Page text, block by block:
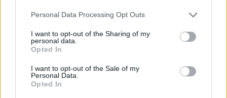
Personal Data Processing Opt Outs
I want to opt-out of the Sharing of my
personal data.
Opted In
I want to opt-out of the Sale of my
Personal Data.
Opted In
Visualizza tutti i comuni della